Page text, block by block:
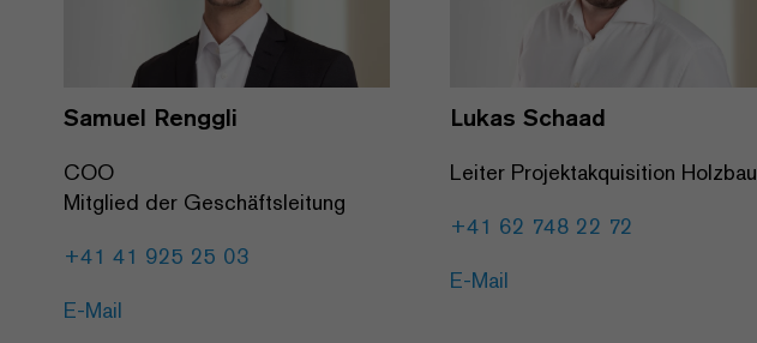
Samuel Renggli
COO
Mitglied der Geschäftsleitung
+41 41 925 25 03
E-Mail
Lukas Schaad
Leiter Projektakquisition Holzbau
+41 62 748 22 72
E-Mail